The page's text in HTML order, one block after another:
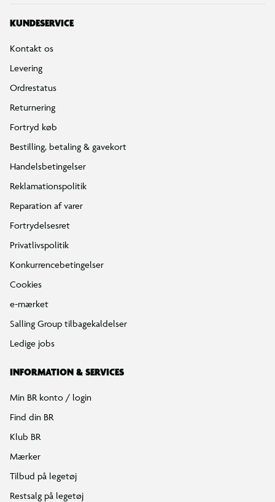
KUNDESERVICE
Kontakt os
Levering
Ordrestatus
Returnering
Fortryd køb
Bestilling, betaling & gavekort
Handelsbetingelser
Reklamationspolitik
Reparation af varer
Fortrydelsesret
Privatlivspolitik
Konkurrencebetingelser
Cookies
e-mærket
Salling Group tilbagekaldelser
Ledige jobs
INFORMATION & SERVICES
Min BR konto / login
Find din BR
Klub BR
Mærker
Tilbud på legetøj
Restsalg på legetøj